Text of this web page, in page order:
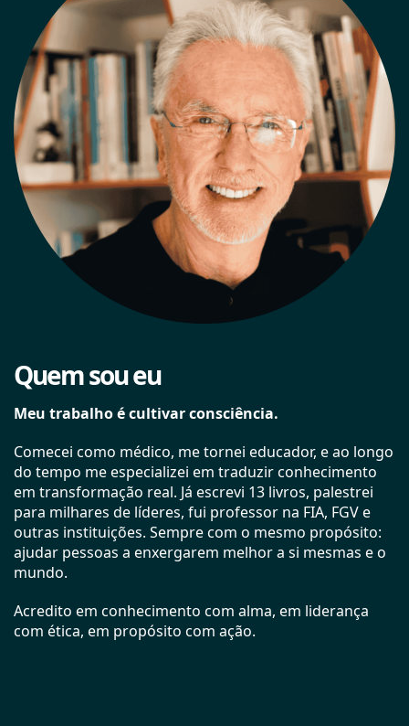
Quem sou eu
Meu trabalho é cultivar consciência.
Comecei como médico, me tornei educador, e ao longo
do tempo me especializei em traduzir conhecimento
em transformação real. Já escrevi 13 livros, palestrei
para milhares de líderes, fui professor na FIA, FGV e
outras instituições. Sempre com o mesmo propósito:
ajudar pessoas a enxergarem melhor a si mesmas e o
mundo.
Acredito em conhecimento com alma, em liderança
com ética, em propósito com ação.